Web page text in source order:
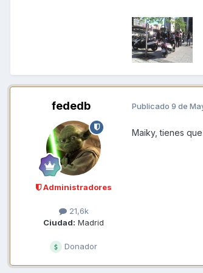
fededb
Administradores
21,6k
Ciudad: Madrid
Donador
Publicado 9 de
Maiky, tienes